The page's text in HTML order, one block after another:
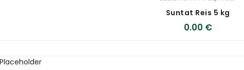
Suntat Reis 5 kg
0.00 €